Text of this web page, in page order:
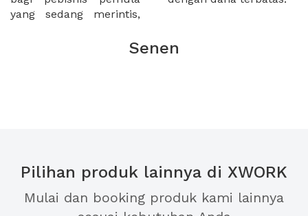
yang sedang merintis,
Senen
Pilihan produk lainnya di XWORK
Mulai dan booking produk kami lainnya